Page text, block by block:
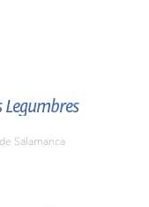
Legumbres
Salamanca